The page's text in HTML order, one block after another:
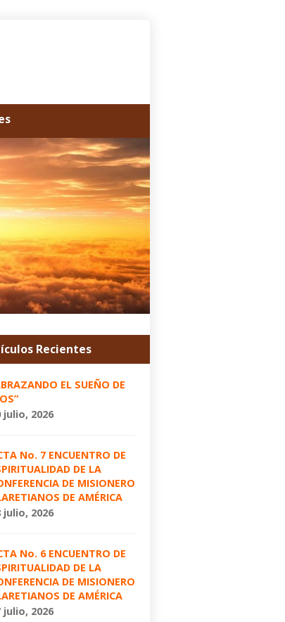
Recientes
EL SUEÑO DE
julio, 2026
No. 7 ENCUENTRO DE
DE LA
DE MISIONERO
DE AMÉRICA
julio, 2026
No. 6 ENCUENTRO DE
DE LA
DE MISIONERO
DE AMÉRICA
julio, 2026